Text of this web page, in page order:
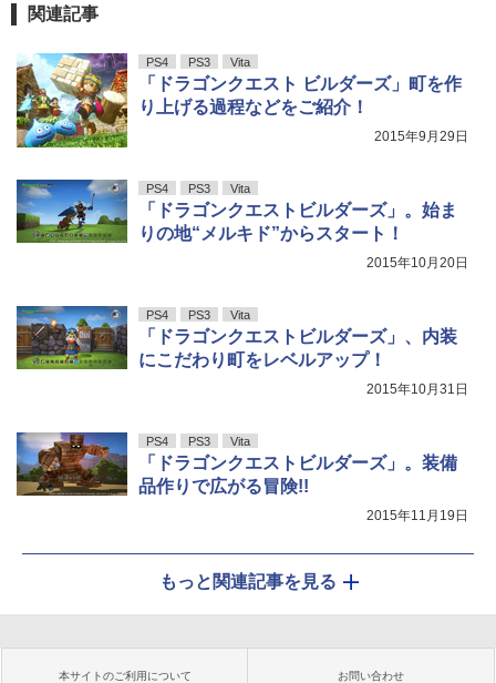
関連記事
PS4 PS3 Vita
「ドラゴンクエスト ビルダーズ」町を作
り上げる過程などをご紹介！
2015年9月29日
PS4 PS3 Vita
「ドラゴンクエストビルダーズ」。始ま
りの地“メルキド”からスタート！
2015年10月20日
PS4 PS3 Vita
「ドラゴンクエストビルダーズ」、内装
にこだわり町をレベルアップ！
2015年10月31日
PS4 PS3 Vita
「ドラゴンクエストビルダーズ」。装備
品作りで広がる冒険!!
2015年11月19日
もっと関連記事を見る
本サイトのご利用について お問い合わせ